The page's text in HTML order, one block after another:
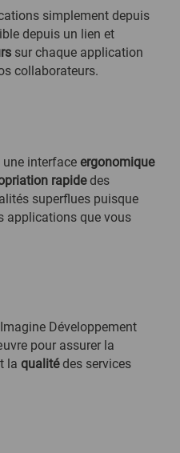
simplement depuis
depuis un lien et
sur chaque application
collaborateurs.
une interface ergonomique
rapidedes
superflues puisque
applications que vous
Développement
pour assurer la
la qualitédes services